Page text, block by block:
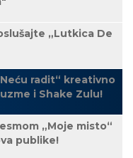
„Lutkica De
radit“ kreativno
i Shake Zulu!
„Moje misto“
publike!